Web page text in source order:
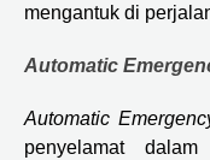
mengantuk di
Automatic
Automatic
penyelamat